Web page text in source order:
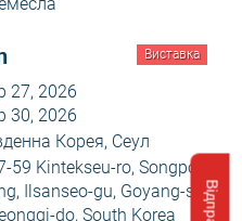
Виставка
27, 2026
30, 2026
Корея, Сеул
59 Kintekseu-ro, Songpo-
Ilsanseo-gu, Goyang-si,
do, South Korea